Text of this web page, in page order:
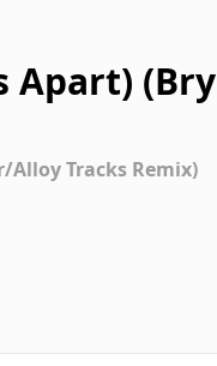
Apart)
Alloy Tracks Remix)